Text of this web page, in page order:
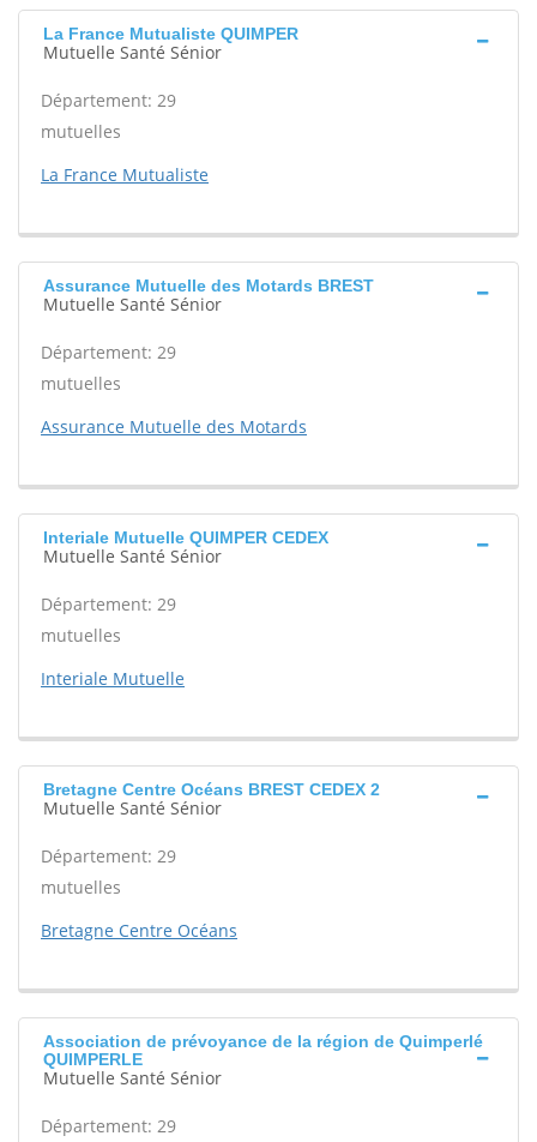
La France Mutualiste QUIMPER
Mutuelle Santé Sénior
Département: 29
mutuelles
La France Mutualiste
Assurance Mutuelle des Motards BREST
Mutuelle Santé Sénior
Département: 29
mutuelles
Assurance Mutuelle des Motards
Interiale Mutuelle QUIMPER CEDEX
Mutuelle Santé Sénior
Département: 29
mutuelles
Interiale Mutuelle
Bretagne Centre Océans BREST CEDEX 2
Mutuelle Santé Sénior
Département: 29
mutuelles
Bretagne Centre Océans
Association de prévoyance de la région de Quimperlé
QUIMPERLE
Mutuelle Santé Sénior
Département: 29